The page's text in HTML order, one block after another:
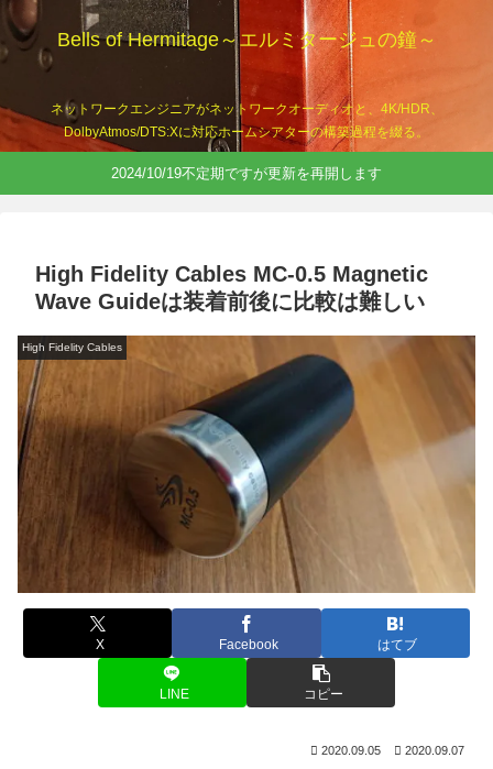
Bells of Hermitage～エルミタージュの鐘～
ネットワークエンジニアがネットワークオーディオと、4K/HDR、
DolbyAtmos/DTS:Xに対応ホームシアターの構築過程を綴る。
2024/10/19不定期ですが更新を再開します
High Fidelity Cables MC-0.5 Magnetic
Wave Guideは装着前後に比較は難しい
High Fidelity Cables
X Facebook はてブ
LINE コピー
2020.09.05 2020.09.07